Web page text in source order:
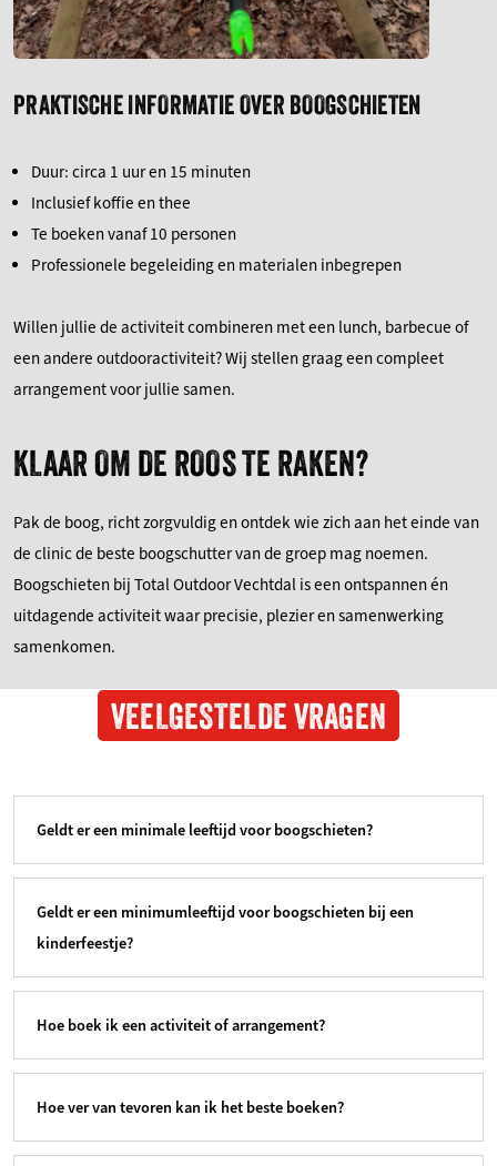
PRAKTISCHE INFORMATIE OVER BOOGSCHIETEN
Duur: circa 1 uur en 15 minuten
Inclusief koffie en thee
Te boeken vanaf 10 personen
Professionele begeleiding en materialen inbegrepen
Willen jullie de activiteit combineren met een lunch, barbecue of
een andere outdooractiviteit? Wij stellen graag een compleet
arrangement voor jullie samen.
KLAAR OM DE ROOS TE RAKEN?
Pak de boog, richt zorgvuldig en ontdek wie zich aan het einde van
de clinic de beste boogschutter van de groep mag noemen.
Boogschieten bij Total Outdoor Vechtdal is een ontspannen én
uitdagende activiteit waar precisie, plezier en samenwerking
samenkomen.
VEELGESTELDE VRAGEN
Geldt er een minimale leeftijd voor boogschieten?
Geldt er een minimumleeftijd voor boogschieten bij een
kinderfeestje?
Hoe boek ik een activiteit of arrangement?
Hoe ver van tevoren kan ik het beste boeken?